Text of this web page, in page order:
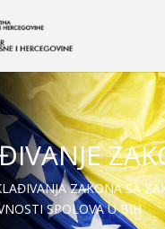
ZAKONA SA
SPOLOVA U BIH